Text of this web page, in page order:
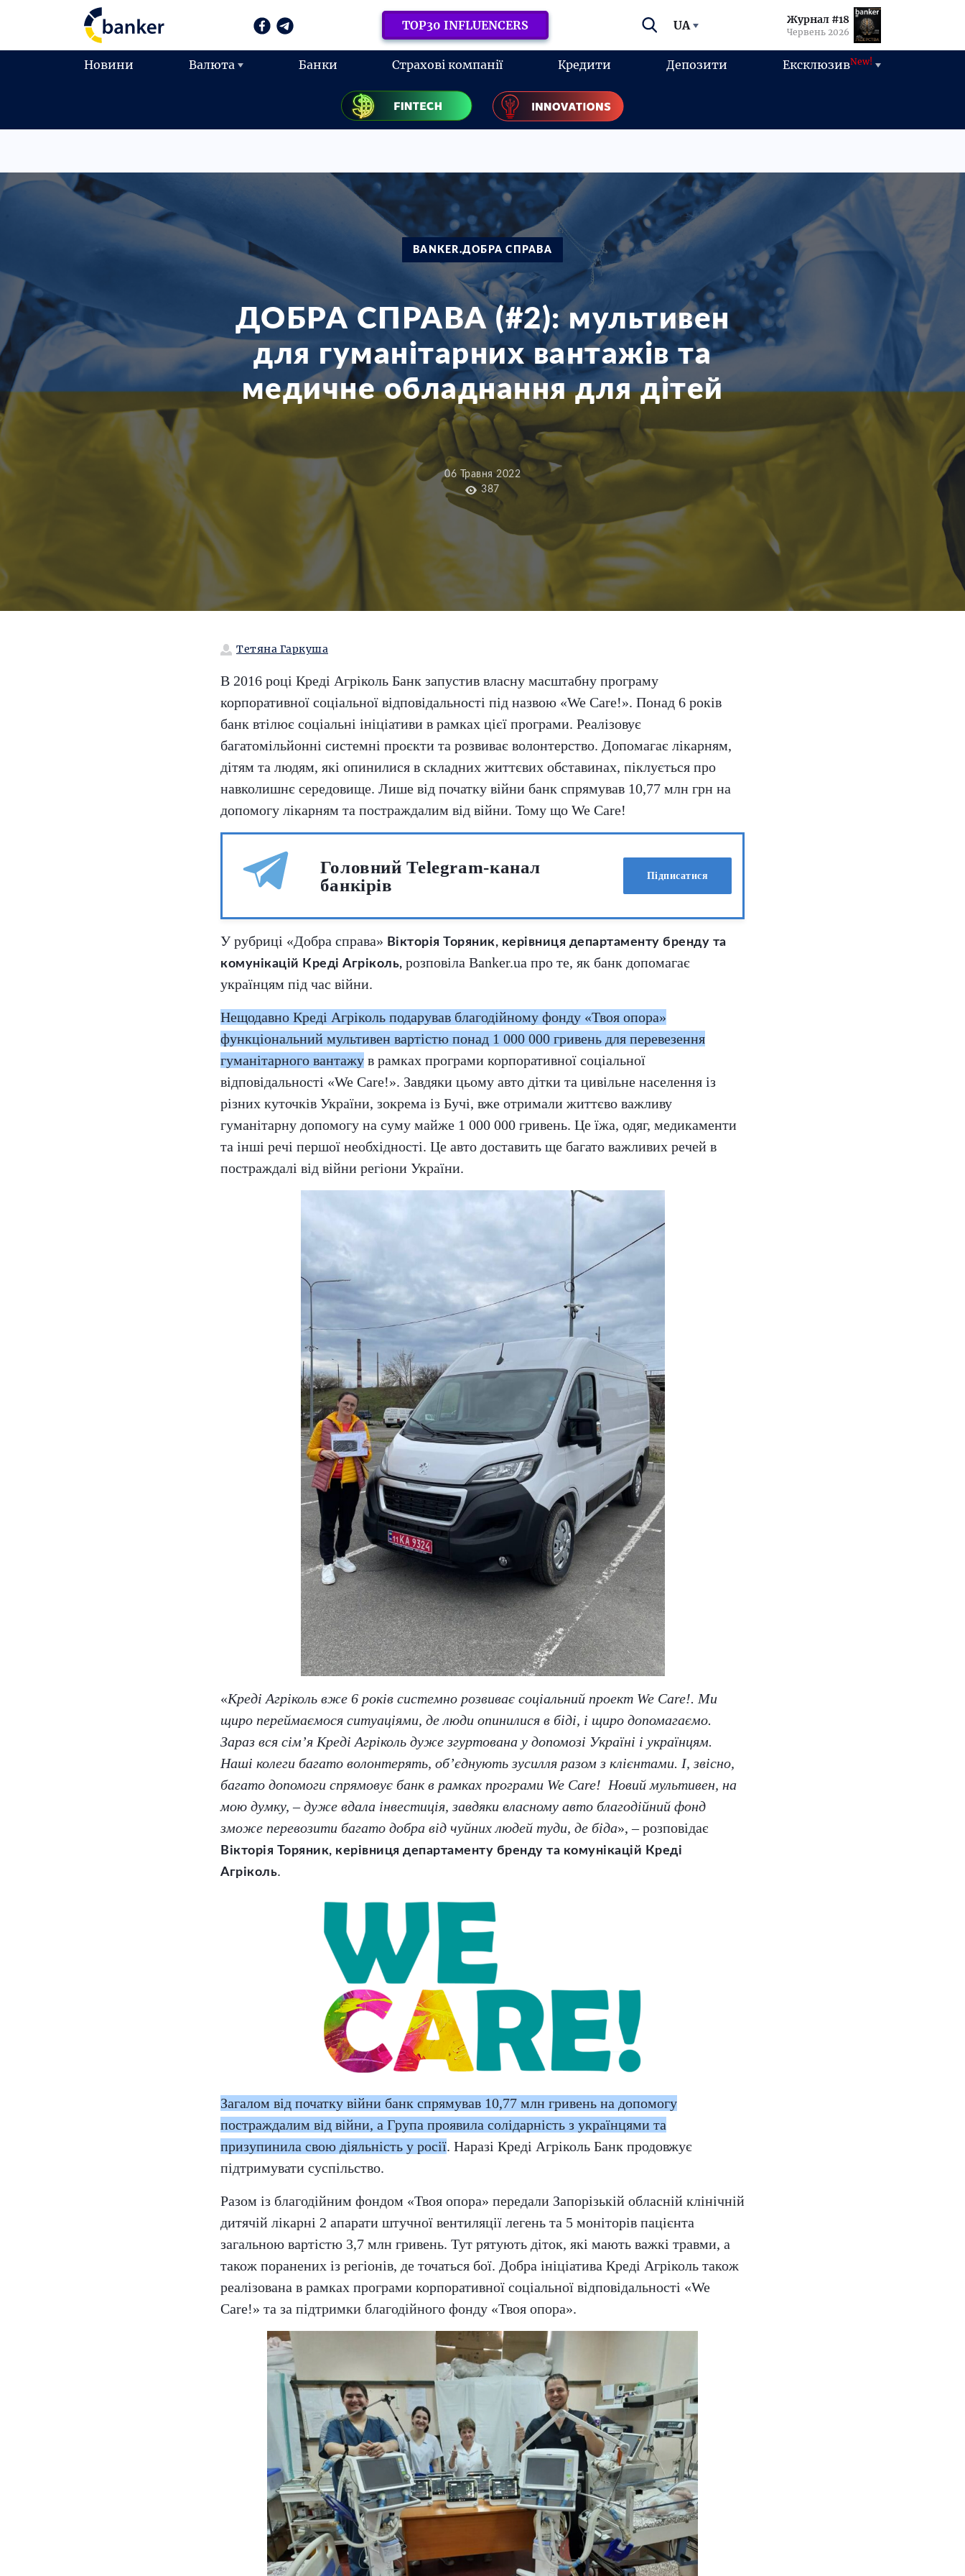
TOP30 INFLUENCERS UA Журнал #18
Червень 2026
Новини Валюта Банки Страхові компанії Кредити Депозити ЕксклюзивNew!
BANKER.ДОБРА СПРАВА
ДОБРА СПРАВА (#2): мультивен
для гуманітарних вантажів та
медичне обладнання для дітей
06 Травня 2022
387
Тетяна Гаркуша
В 2016 році Креді Агріколь Банк запустив власну масштабну програму
корпоративної соціальної відповідальності під назвою «We Care!». Понад 6 років
банк втілює соціальні ініціативи в рамках цієї програми. Реалізовує
багатомільйонні системні проєкти та розвиває волонтерство. Допомагає лікарням,
дітям та людям, які опинилися в складних життєвих обставинах, піклується про
навколишнє середовище. Лише від початку війни банк спрямував 10,77 млн грн на
допомогу лікарням та постраждалим від війни. Тому що We Care!
Головний Telegram-канал
банкірів
Підписатися
У рубриці «Добра справа» Вікторія Торяник, керівниця департаменту бренду та
комунікацій Креді Агріколь, розповіла Banker.ua про те, як банк допомагає
українцям під час війни.
Нещодавно Креді Агріколь подарував благодійному фонду «Твоя опора»
функціональний мультивен вартістю понад 1 000 000 гривень для перевезення
гуманітарного вантажу в рамках програми корпоративної соціальної
відповідальності «We Care!». Завдяки цьому авто дітки та цивільне населення із
різних куточків України, зокрема із Бучі, вже отримали життєво важливу
гуманітарну допомогу на суму майже 1 000 000 гривень. Це їжа, одяг, медикаменти
та інші речі першої необхідності. Це авто доставить ще багато важливих речей в
постраждалі від війни регіони України.
«Креді Агріколь вже 6 років системно розвиває соціальний проект We Care!. Ми
щиро переймаємося ситуаціями, де люди опинилися в біді, і щиро допомагаємо.
Зараз вся сім’я Креді Агріколь дуже згуртована у допомозі Україні і українцям.
Наші колеги багато волонтерять, об’єднують зусилля разом з клієнтами. І, звісно,
багато допомоги спрямовує банк в рамках програми We Care! Новий мультивен, на
мою думку, – дуже вдала інвестиція, завдяки власному авто благодійний фонд
зможе перевозити багато добра від чуйних людей туди, де біда», – розповідає
Вікторія Торяник, керівниця департаменту бренду та комунікацій Креді
Агріколь.
Загалом від початку війни банк спрямував 10,77 млн гривень на допомогу
постраждалим від війни, а Група проявила солідарність з українцями та
призупинила свою діяльність у росії. Наразі Креді Агріколь Банк продовжує
підтримувати суспільство.
Разом із благодійним фондом «Твоя опора» передали Запорізькій обласній клінічній
дитячій лікарні 2 апарати штучної вентиляції легень та 5 моніторів пацієнта
загальною вартістю 3,7 млн гривень. Тут рятують діток, які мають важкі травми, а
також поранених із регіонів, де точаться бої. Добра ініціатива Креді Агріколь також
реалізована в рамках програми корпоративної соціальної відповідальності «We
Care!» та за підтримки благодійного фонду «Твоя опора».